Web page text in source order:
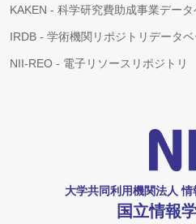
KAKEN - 科学研究費助成事業データ
IRDB - 学術機関リポジトリデータベ
NII-REO - 電子リソースリポジトリ
大学共同利用機関法人
国立情報